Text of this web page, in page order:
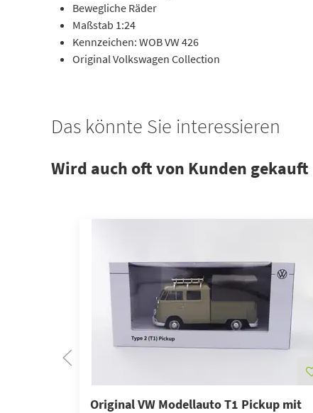
Bewegliche Räder
Maßstab 1:24
Kennzeichen: WOB VW 426
Original Volkswagen Collection
Das könnte Sie interessieren
Wird auch oft von Kunden gekauft
Original VW Modellauto T1 Pickup mit